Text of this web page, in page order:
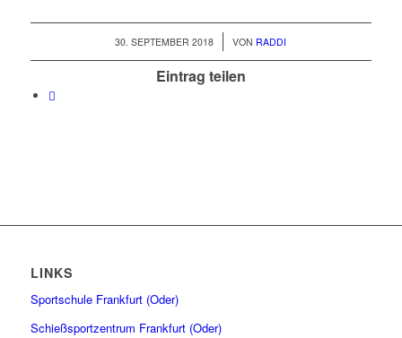
30. SEPTEMBER 2018
/ VON RADDI
Eintrag teilen
LINKS
Sportschule Frankfurt (Oder)
Schießsportzentrum Frankfurt (Oder)